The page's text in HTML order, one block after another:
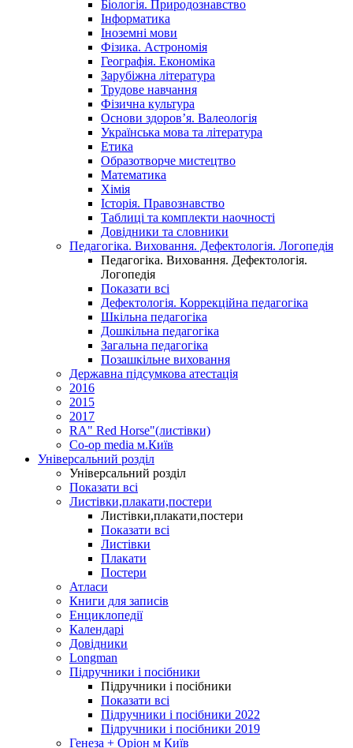
Біологія. Природознавство
Інформатика
Іноземні мови
Фізика. Астрономія
Географія. Економіка
Зарубіжна література
Трудове навчання
Фізична культура
Основи здоров’я. Валеологія
Українська мова та література
Етика
Образотворче мистецтво
Математика
Хімія
Історія. Правознавство
Таблиці та комплекти наочності
Довідники та словники
Педагогіка. Виховання. Дефектологія. Логопедія
Педагогіка. Виховання. Дефектологія.
Логопедія
Показати всі
Дефектологія. Коррекційна педагогіка
Шкільна педагогіка
Дошкільна педагогіка
Загальна педагогіка
Позашкільне виховання
Державна підсумкова атестація
2016
2015
2017
RA" Red Horse"(листівки)
Co-op media м.Київ
Універсальний розділ
Універсальний розділ
Показати всі
Листівки,плакати,постери
Листівки,плакати,постери
Показати всі
Листівки
Плакати
Постери
Атласи
Книги для записів
Енциклопедії
Календарі
Довідники
Longman
Підручники і посібники
Підручники і посібники
Показати всі
Підручники і посібники 2022
Підручники і посібники 2019
Генеза + Оріон м Київ